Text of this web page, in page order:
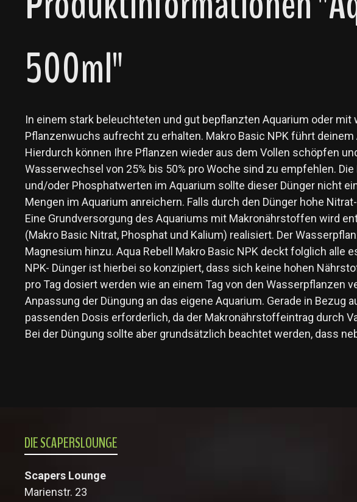
500ml"
In einem stark beleuchteten und gut bepflanzten Aquarium oder
Pflanzenwuchs aufrecht zu erhalten. Makro Basic NPK führt
Hierdurch können Ihre Pflanzen wieder aus dem Vollen schöpfen
Wasserwechsel von 25% bis 50% pro Woche sind zu empfehlen.
und/oder Phosphatwerten im Aquarium sollte dieser Dünger nicht
Mengen im Aquarium anreichern. Falls durch den Dünger hohe
Eine Grundversorgung des Aquariums mit Makronährstoffen wird
(Makro Basic Nitrat, Phosphat und Kalium) realisiert. Der
Magnesium hinzu. Aqua Rebell Makro Basic NPK deckt folglich
NPK- Dünger ist hierbei so konzipiert, dass sich keine hohen
pro Tag dosiert werden wie an einem Tag von den
Anpassung der Düngung an das eigene Aquarium. Gerade in
passenden Dosis erforderlich, da der Makronährstoffeintrag durch
Bei der Düngung sollte aber grundsätzlich beachtet werden, dass
DIE SCAPERSLOUNGE
Scapers Lounge
Marienstr. 23